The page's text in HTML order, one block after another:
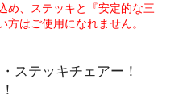
め、ステッキと『安定的な三
はご使用になれません。
ステッキチェアー！